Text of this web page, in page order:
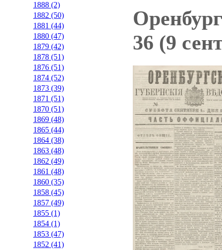
1888 (2)
1882 (50)
1881 (44)
1880 (47)
1879 (42)
1878 (51)
1876 (51)
1874 (52)
1873 (39)
1871 (51)
1870 (51)
1869 (48)
1865 (44)
1864 (38)
1863 (48)
1862 (49)
1861 (48)
1860 (35)
1858 (45)
1857 (49)
1855 (1)
1854 (1)
1853 (47)
1852 (41)
36 (9